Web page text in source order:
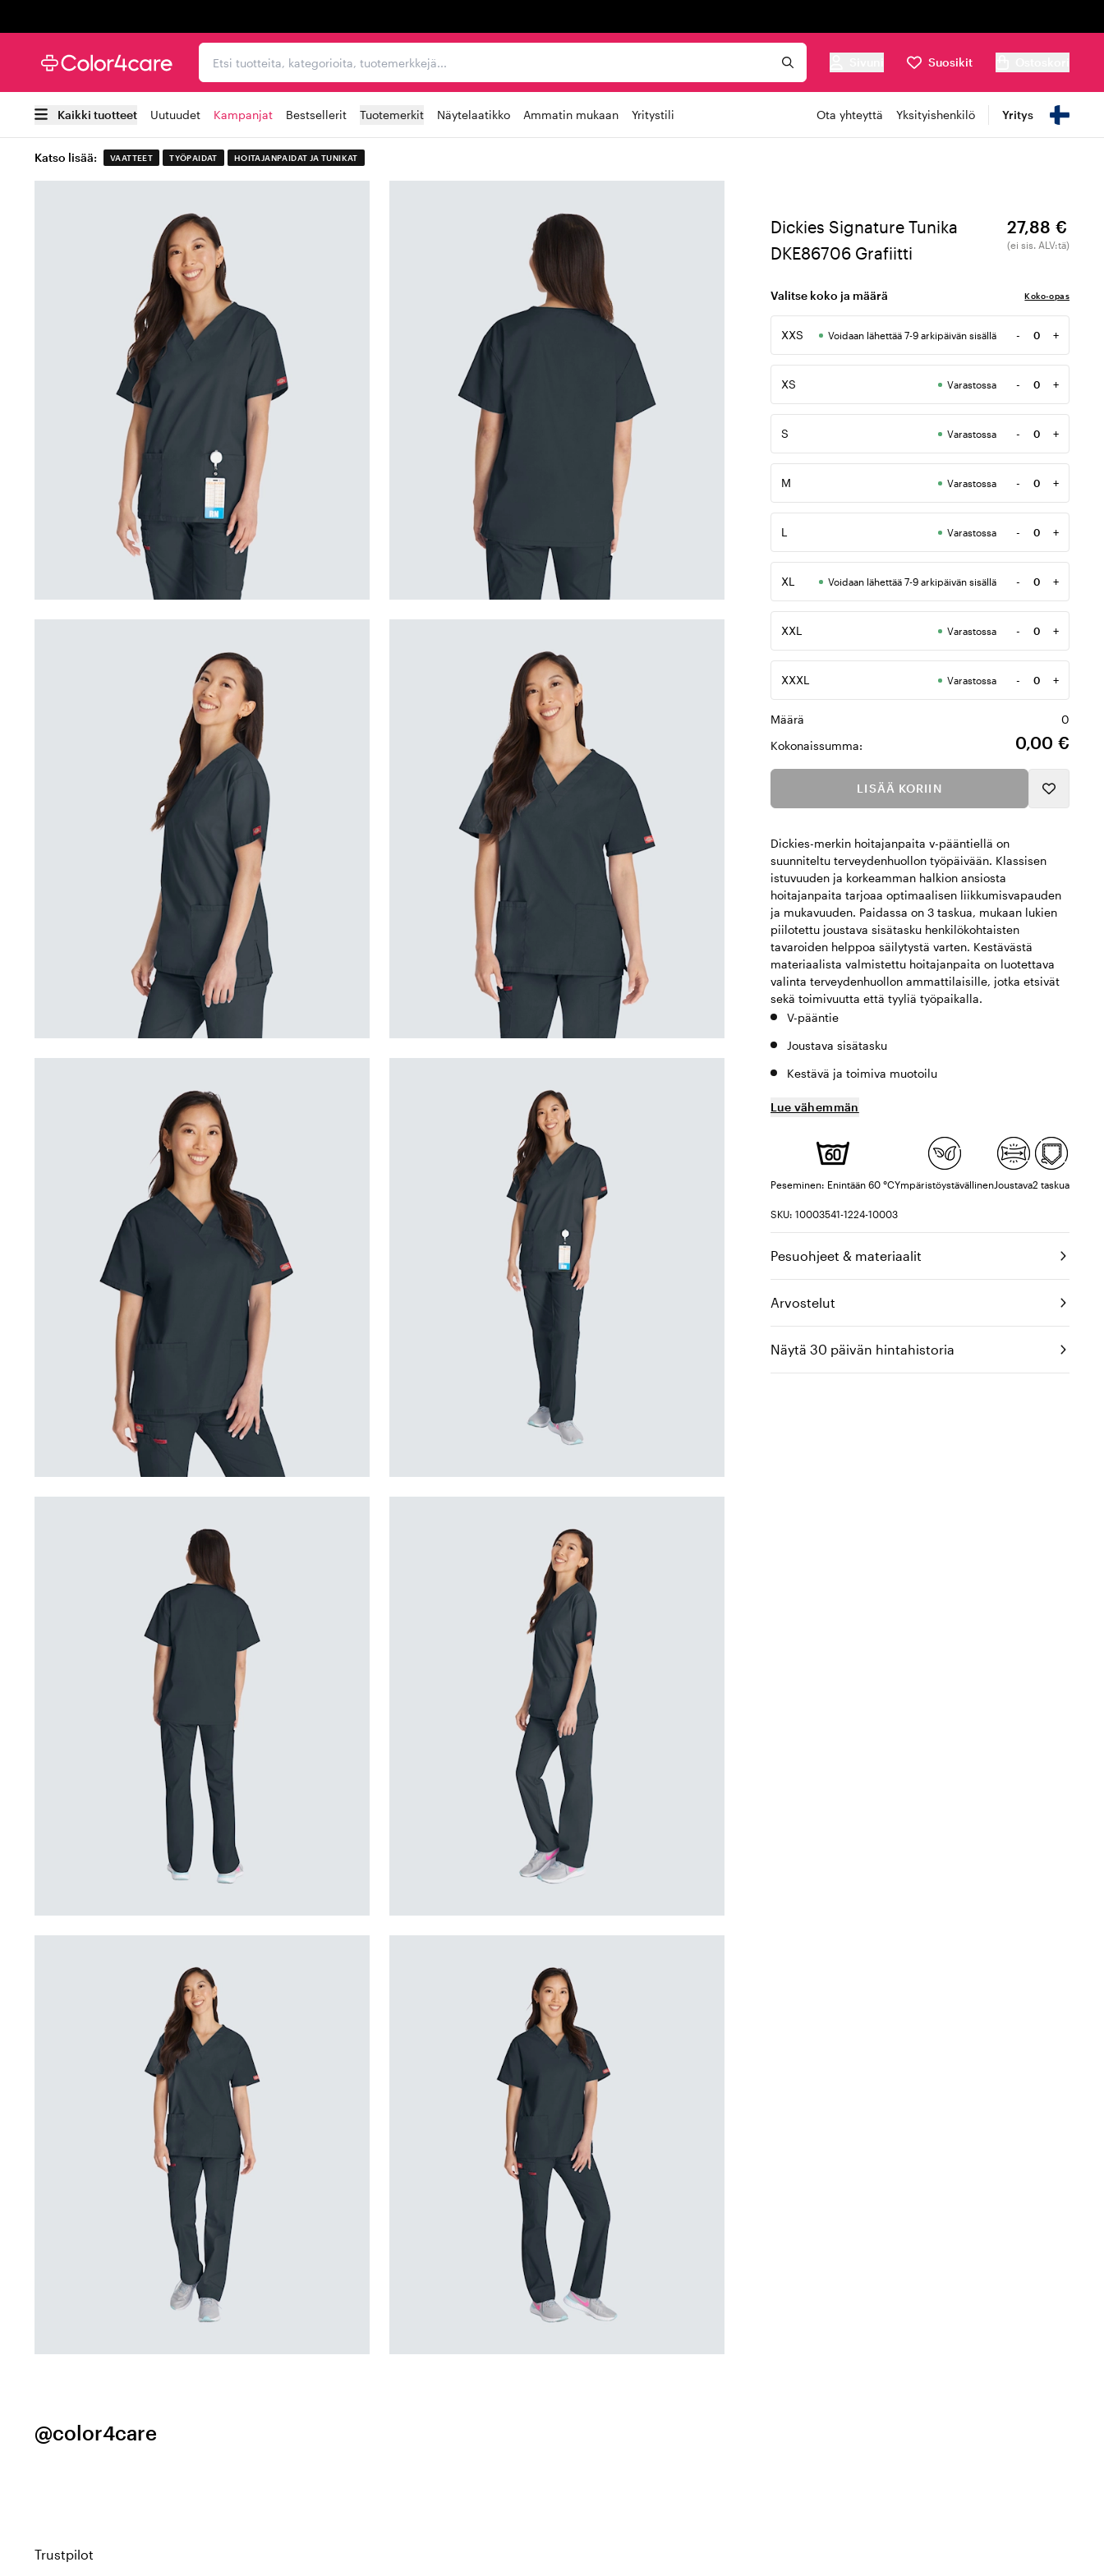
Etsi tuotteita, kategorioita, tuotemerkkejä...
Suosikit
Kaikki tuotteet Uutuudet Kampanjat Bestsellerit Tuotemerkit Näytelaatikko Ammatin mukaan Yritystili Ota yhteyttä Yksityishenkilö Yritys
Katso lisää: VAATTEET TYÖPAIDAT HOITAJANPAIDAT JA TUNIKAT
Dickies Signature Tunika
DKE86706 Grafiitti
27,88 €
(ei sis. ALV:tä)
Valitse koko ja määrä Koko-opas
XXS Voidaan lähettää 7-9 arkipäivän sisällä -
Määrä
+
XS Varastossa -
Määrä
+
S Varastossa -
Määrä
+
M Varastossa -
Määrä
+
L Varastossa -
Määrä
+
XL Voidaan lähettää 7-9 arkipäivän sisällä -
Määrä
+
XXL Varastossa -
Määrä
+
XXXL Varastossa -
Määrä
+
Määrä
0
Kokonaissumma:
0,00 €
LISÄÄ KORIIN
Dickies-merkin hoitajanpaita v-pääntiellä on
suunniteltu terveydenhuollon työpäivään. Klassisen
istuvuuden ja korkeamman halkion ansiosta
hoitajanpaita tarjoaa optimaalisen liikkumisvapauden
ja mukavuuden. Paidassa on 3 taskua, mukaan lukien
piilotettu joustava sisätasku henkilökohtaisten
tavaroiden helppoa säilytystä varten. Kestävästä
materiaalista valmistettu hoitajanpaita on luotettava
valinta terveydenhuollon ammattilaisille, jotka etsivät
sekä toimivuutta että tyyliä työpaikalla.
V-pääntie
Joustava sisätasku
Kestävä ja toimiva muotoilu
Lue vähemmän
Peseminen: Enintään 60 °CYmpäristöystävällinenJoustava2 taskua
SKU: 10003541-1224-10003
Pesuohjeet & materiaalit
Arvostelut
Näytä 30 päivän hintahistoria
@color4care
Trustpilot